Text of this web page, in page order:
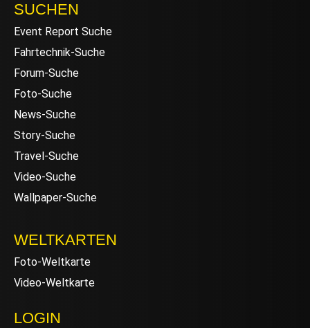
SUCHEN
Event Report Suche
Fahrtechnik-Suche
Forum-Suche
Foto-Suche
News-Suche
Story-Suche
Travel-Suche
Video-Suche
Wallpaper-Suche
WELTKARTEN
Foto-Weltkarte
Video-Weltkarte
LOGIN